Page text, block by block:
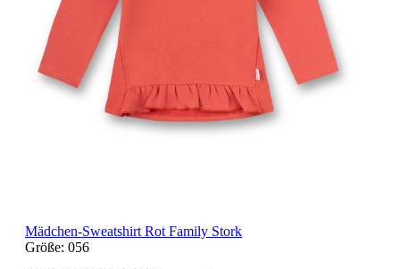
Mädchen-Sweatshirt Rot Family Stork
Größe: 056